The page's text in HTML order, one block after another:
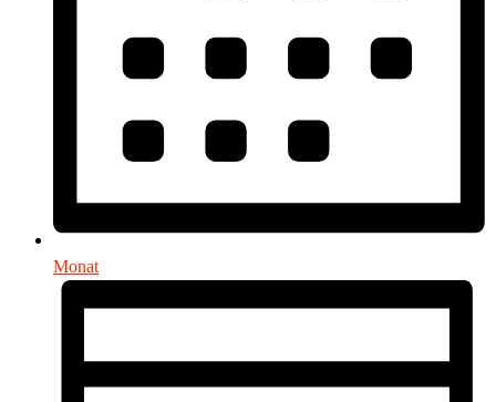
Monat